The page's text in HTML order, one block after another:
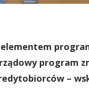
program
–